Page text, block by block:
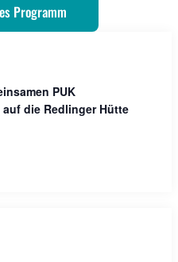
Programm
PUK
die Redlinger Hütte